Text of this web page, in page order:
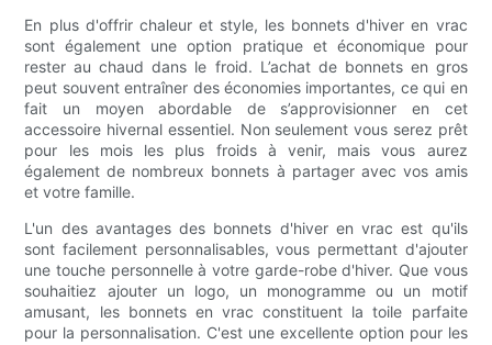
En plus d'offrir chaleur et style, les bonnets d'hiver en vrac
sont également une option pratique et économique pour
rester au chaud dans le froid. L’achat de bonnets en gros
peut souvent entraîner des économies importantes, ce qui en
fait un moyen abordable de s’approvisionner en cet
accessoire hivernal essentiel. Non seulement vous serez prêt
pour les mois les plus froids à venir, mais vous aurez
également de nombreux bonnets à partager avec vos amis
et votre famille.
L'un des avantages des bonnets d'hiver en vrac est qu'ils
sont facilement personnalisables, vous permettant d'ajouter
une touche personnelle à votre garde-robe d'hiver. Que vous
souhaitiez ajouter un logo, un monogramme ou un motif
amusant, les bonnets en vrac constituent la toile parfaite
pour la personnalisation. C'est une excellente option pour les